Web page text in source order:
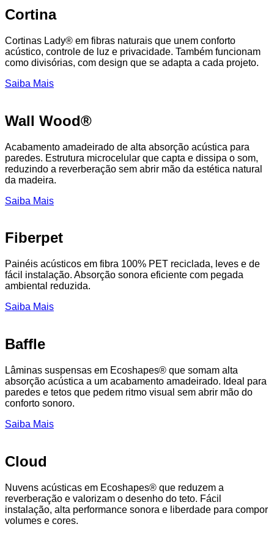
Cortina
Cortinas Lady® em fibras naturais que unem conforto
acústico, controle de luz e privacidade. Também funcionam
como divisórias, com design que se adapta a cada projeto.
Saiba Mais
Wall Wood®
Acabamento amadeirado de alta absorção acústica para
paredes. Estrutura microcelular que capta e dissipa o som,
reduzindo a reverberação sem abrir mão da estética natural
da madeira.
Saiba Mais
Fiberpet
Painéis acústicos em fibra 100% PET reciclada, leves e de
fácil instalação. Absorção sonora eficiente com pegada
ambiental reduzida.
Saiba Mais
Baffle
Lâminas suspensas em Ecoshapes® que somam alta
absorção acústica a um acabamento amadeirado. Ideal para
paredes e tetos que pedem ritmo visual sem abrir mão do
conforto sonoro.
Saiba Mais
Cloud
Nuvens acústicas em Ecoshapes® que reduzem a
reverberação e valorizam o desenho do teto. Fácil
instalação, alta performance sonora e liberdade para compor
volumes e cores.